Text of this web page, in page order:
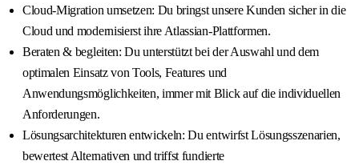
Cloud-Migration umsetzen: Du bringst unsere Kunden sicher in die
Cloud und modernisierst ihre Atlassian-Plattformen.
Beraten & begleiten: Du unterstützt bei der Auswahl und dem
optimalen Einsatz von Tools, Features und
Anwendungsmöglichkeiten, immer mit Blick auf die individuellen
Anforderungen.
Lösungsarchitekturen entwickeln: Du entwirfst Lösungsszenarien,
bewertest Alternativen und triffst fundierte